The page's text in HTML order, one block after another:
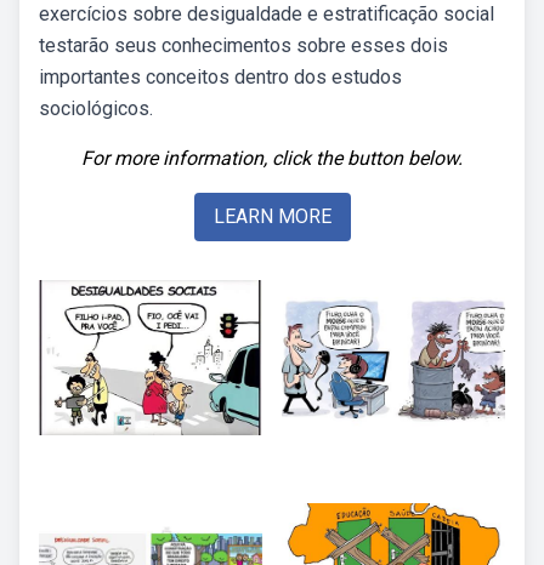
exercícios sobre desigualdade e estratificação social
testarão seus conhecimentos sobre esses dois
importantes conceitos dentro dos estudos
sociológicos.
For more information, click the button below.
LEARN MORE